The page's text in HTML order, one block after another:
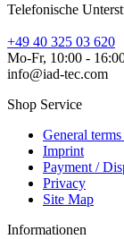
Telefonische
+49 40 325 03 620
Mo-Fr, 10:00 -
info@iad-tec.com
Shop Service
General
Imprint
Payment /
Privacy
Site Map
Informationen